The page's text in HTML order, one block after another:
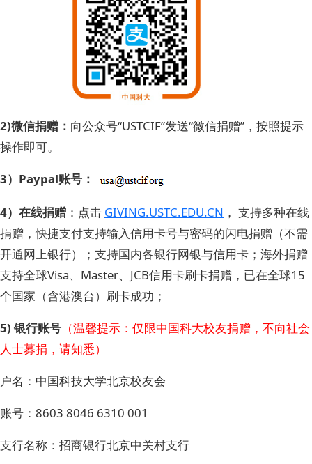
2)微信捐赠： 向公众号“USTCIF”发送“微信捐赠”，按照提示
操作即可。
3）Paypal账号：
4）在线捐赠 ：点击 GIVING.USTC.EDU.CN ， 支持多种在线
捐赠，快捷支付支持输入信用卡号与密码的闪电捐赠（不需
开通网上银行）；支持国内各银行网银与信用卡；海外捐赠
支持全球Visa、Master、JCB信用卡刷卡捐赠，已在全球15
个国家（含港澳台）刷卡成功；
5) 银行账号 （温馨提示：仅限中国科大校友捐赠，不向社会
人士募捐，请知悉）
户名：中国科技大学北京校友会
账号：8603 8046 6310 001
支行名称：招商银行北京中关村支行